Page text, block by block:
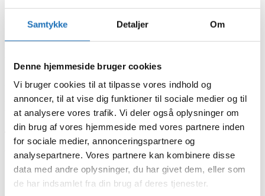
Samtykke Detaljer Om
Denne hjemmeside bruger cookies
Vi bruger cookies til at tilpasse vores indhold og
annoncer, til at vise dig funktioner til sociale medier og til
at analysere vores trafik. Vi deler også oplysninger om
din brug af vores hjemmeside med vores partnere inden
for sociale medier, annonceringspartnere og
analysepartnere. Vores partnere kan kombinere disse
data med andre oplysninger, du har givet dem, eller som
de har indsamlet fra din brug af deres tjenester.
Du kan også vælge“Ud af huset”og afhente maden i Sportsbyen.
holde en anderledes børnefødselsdag, hvor børnene hygger sig i fx
svømmecentret, så er du meget velkommen til at ringe eller skrive til
os. Vi hjælper dig gerne:
3070 6546/ vl@holbaeksportsby.dk(mødeansvarlig)
2219 8456/rm@holbaeksportsby.dk(køkkenchef)
Kun fantasien sætter grænser!